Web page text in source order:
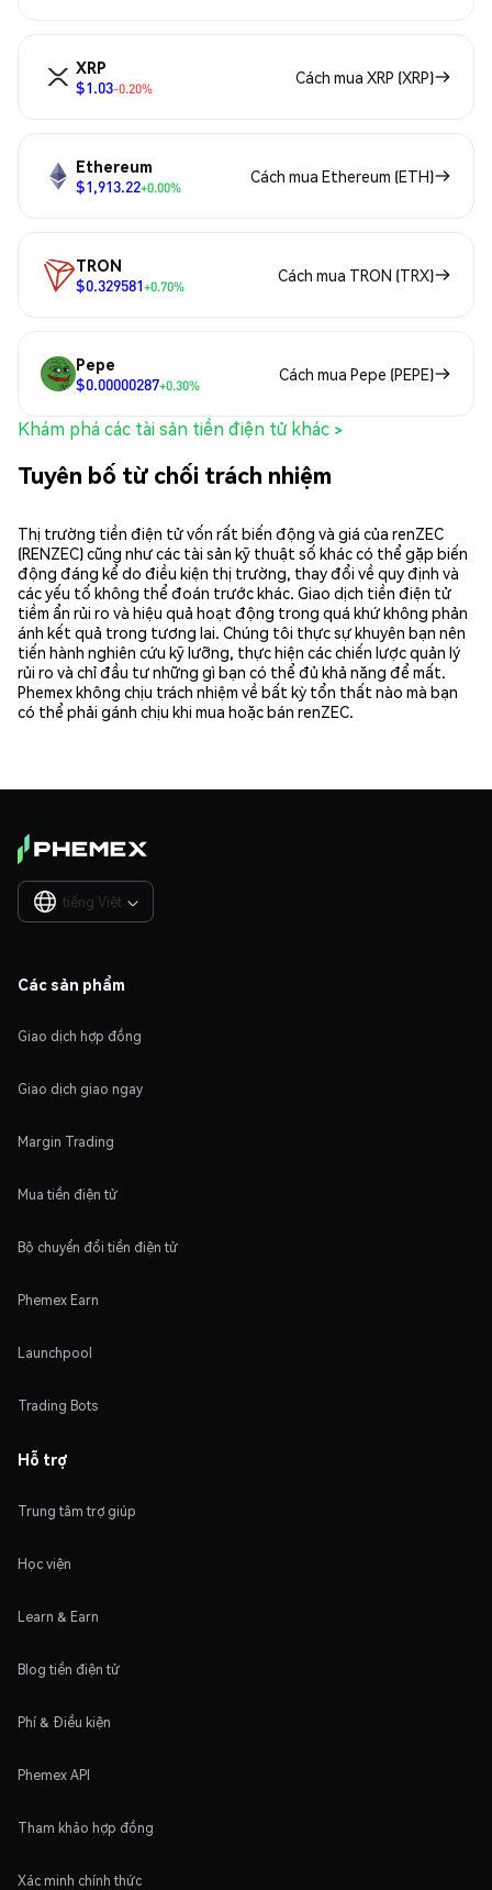
XRP
$1.03-0.20%
Cách mua XRP (XRP)
Ethereum
$1,913.22+0.00%
Cách mua Ethereum (ETH)
TRON
$0.329581+0.70%
Cách mua TRON (TRX)
Pepe
$0.00000287+0.30%
Cách mua Pepe (PEPE)
Khám phá các tài sản tiền điện tử khác >
Tuyên bố từ chối trách nhiệm
Thị trường tiền điện tử vốn rất biến động và giá của renZEC
(RENZEC) cũng như các tài sản kỹ thuật số khác có thể gặp biến
động đáng kể do điều kiện thị trường, thay đổi về quy định và
các yếu tố không thể đoán trước khác. Giao dịch tiền điện tử
tiềm ẩn rủi ro và hiệu quả hoạt động trong quá khứ không phản
ánh kết quả trong tương lai. Chúng tôi thực sự khuyên bạn nên
tiến hành nghiên cứu kỹ lưỡng, thực hiện các chiến lược quản lý
rủi ro và chỉ đầu tư những gì bạn có thể đủ khả năng để mất.
Phemex không chịu trách nhiệm về bất kỳ tổn thất nào mà bạn
có thể phải gánh chịu khi mua hoặc bán renZEC.
tiếng Việt 
Các sản phẩm
Giao dịch hợp đồng
Giao dịch giao ngay
Margin Trading
Mua tiền điện tử
Bộ chuyển đổi tiền điện tử
Phemex Earn
Launchpool
Trading Bots
Hỗ trợ
Trung tâm trợ giúp
Học viện
Learn & Earn
Blog tiền điện tử
Phí & Điều kiện
Phemex API
Tham khảo hợp đồng
Xác minh chính thức